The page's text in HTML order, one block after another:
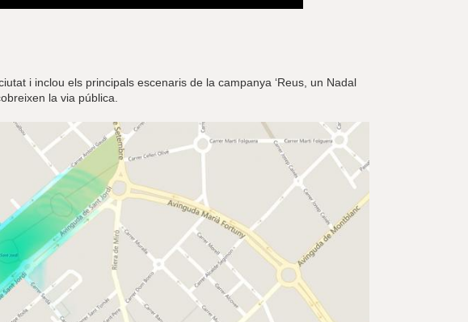
i inclou els principals escenaris de la campanya ‘Reus, un Nadal
la via pública.